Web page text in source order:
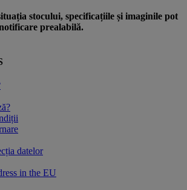
stocului, specificațiile și imaginile pot
prealabilă.
datelor
in the EU